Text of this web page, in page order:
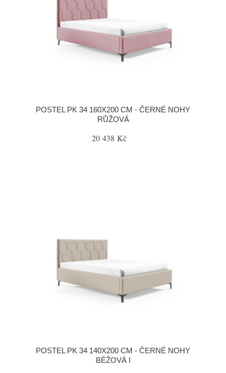
POSTEL PK 34 160X200 CM - ČERNÉ NOHY
RŮŽOVÁ
20 438 Kč
POSTEL PK 34 140X200 CM - ČERNÉ NOHY
BÉŽOVÁ I